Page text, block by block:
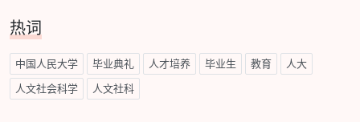
热词
中国人民大学 毕业典礼 人才培养 毕业生 教育 人大
人文社会科学 人文社科